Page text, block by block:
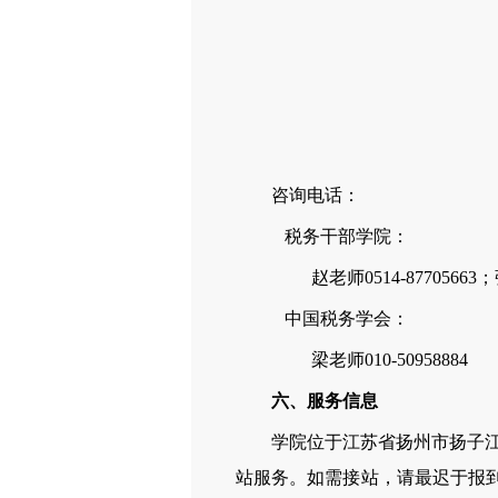
咨询电话：
税务干部学院：
赵老师0514-87705663；张
中国税务学会：
梁老师010-50958884
六、服务信息
学院位于江苏省扬州市扬子江
站服务。如需接站，请最迟于报